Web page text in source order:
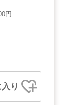
円
り